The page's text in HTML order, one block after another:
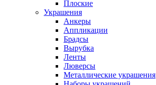
Плоские
Украшения
Анкеры
Аппликации
Брадсы
Вырубка
Ленты
Люверсы
Металлические украшения